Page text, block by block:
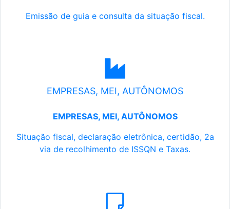
Emissão de guia e consulta da situação fiscal.
EMPRESAS, MEI, AUTÔNOMOS
EMPRESAS, MEI, AUTÔNOMOS
Situação fiscal, declaração eletrônica, certidão, 2a
via de recolhimento de ISSQN e Taxas.